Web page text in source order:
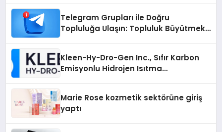
Telegram Grupları ile Doğru
Topluluğa Ulaşın: Topluluk Büyütmek
Kleen-Hy-Dro-Gen Inc., Sıfır Karbon
Emisyonlu Hidrojen Isıtma
Marie Rose kozmetik sektörüne giriş
yaptı